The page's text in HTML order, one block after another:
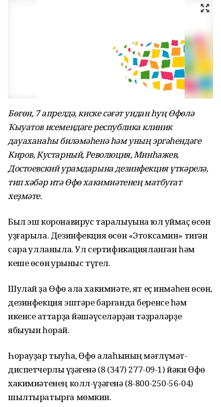
Бөгөн, 7 апрелдә, киске сәғәт ундан һуң Өфөлә
Ҡыуатов исемендәге республика клиник
дауаханаһы биләмәһенә һәм уның эргәһендәге
Киров, Кустарный, Революция, Минһажев,
Достоевский урамдарына дезинфекция үткәрелә,
тип хәбәр итә Өфө хакимиәтенең матбуғат
хеҙмәте.
Был эш коронавирус таралыуына юл ҡуймаҫ өсөн
уҙғарыла. Дезинфекция өсөн «Этоксамин» тигән
сара ҡулланыла. Ул сертификацияланған һәм
кеше өсөн ҡурҡыныс түгел.
Шулай ҙа Өфө ҡала хакимиәте, ят еҫ инмәһен өсөн,
дезинфекция эштәре барғанда беренсе һәм
икенсе ҡаттарҙа йәшәүселәрҙән тәҙрәләрҙе
ябыуын һорай.
Һорауҙар тыуһа, Өфө ҡалаһының мәғлүмәт-
диспетчерлыҡ үҙәгенә (8 (347) 277-09-1) йәки Өфө
хакимиәтенең колл-үҙәгенә (8-800-250-56-04)
шылтыратырға мөмкин.